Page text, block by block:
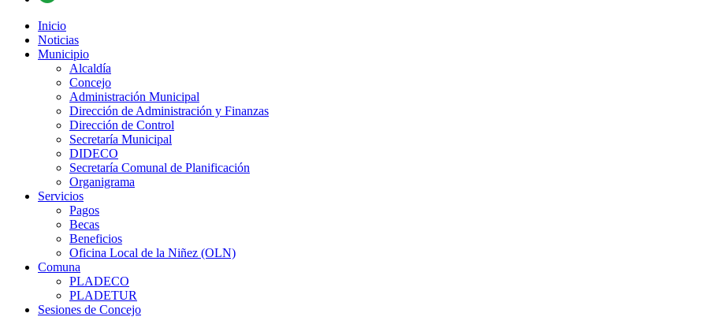
Inicio
Noticias
Municipio
Alcaldía
Concejo
Administración Municipal
Dirección de Administración y Finanzas
Dirección de Control
Secretaría Municipal
DIDECO
Secretaría Comunal de Planificación
Organigrama
Servicios
Pagos
Becas
Beneficios
Oficina Local de la Niñez (OLN)
Comuna
PLADECO
PLADETUR
Sesiones de Concejo